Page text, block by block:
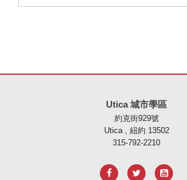
Utica 城市學區
約克街929號
Utica , 紐約 13502
315-792-2210